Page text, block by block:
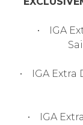
• IGA
• IGA Extra
• IGA